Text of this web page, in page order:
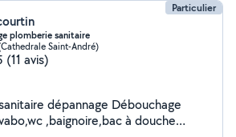
Particulier
plomberie sanitaire
Saint-André)
(11 avis)
,baignoire,bac à douche